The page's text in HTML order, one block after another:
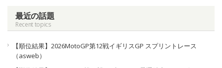
最近の話題
Recent topics
【順位結果】2026MotoGP第12戦イギリスGP スプリントレース
（asweb）